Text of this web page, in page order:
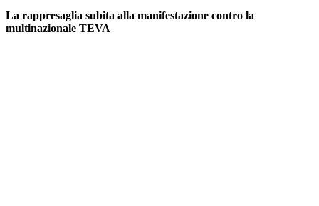
La rappresaglia subita alla manifestazione contro la
multinazionale TEVA